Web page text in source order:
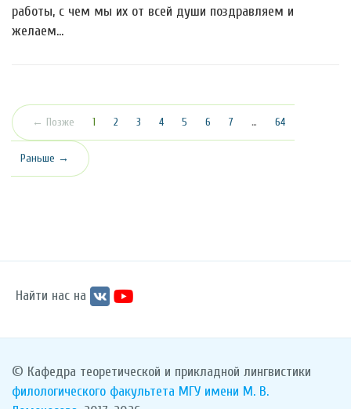
работы, с чем мы их от всей души поздравляем и
желаем…
← Позже 1 (текущая)
2 3 4 5 6 7 … 64
Раньше →
Найти нас на
© Кафедра теоретической и прикладной лингвистики
филологического факультета МГУ имени М. В.